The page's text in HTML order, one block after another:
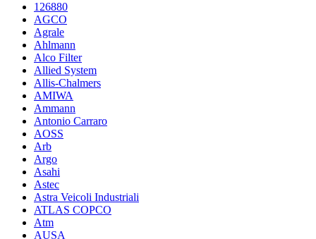
126880
AGCO
Agrale
Ahlmann
Alco Filter
Allied System
Allis-Chalmers
AMIWA
Ammann
Antonio Carraro
AOSS
Arb
Argo
Asahi
Astec
Astra Veicoli Industriali
ATLAS COPCO
Atm
AUSA